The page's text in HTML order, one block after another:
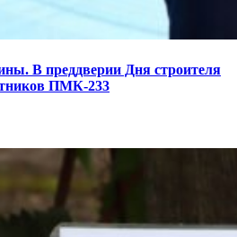
В преддверии Дня строителя
ПМК-233